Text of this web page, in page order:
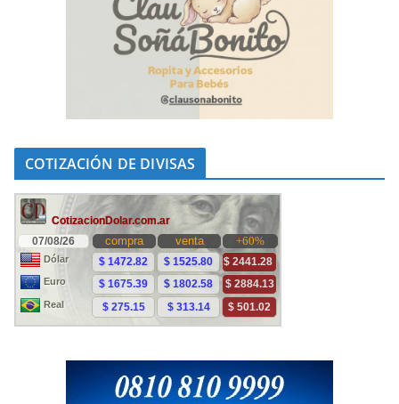
COTIZACIÓN DE DIVISAS